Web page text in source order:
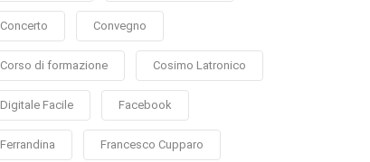
Concerto Convegno
Corso di formazione Cosimo Latronico
Digitale Facile Facebook
Ferrandina Francesco Cupparo